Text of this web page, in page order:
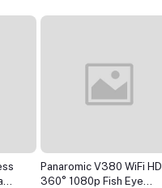
Panaromic V380 WiFi HD
360° 1080p Fish Eye